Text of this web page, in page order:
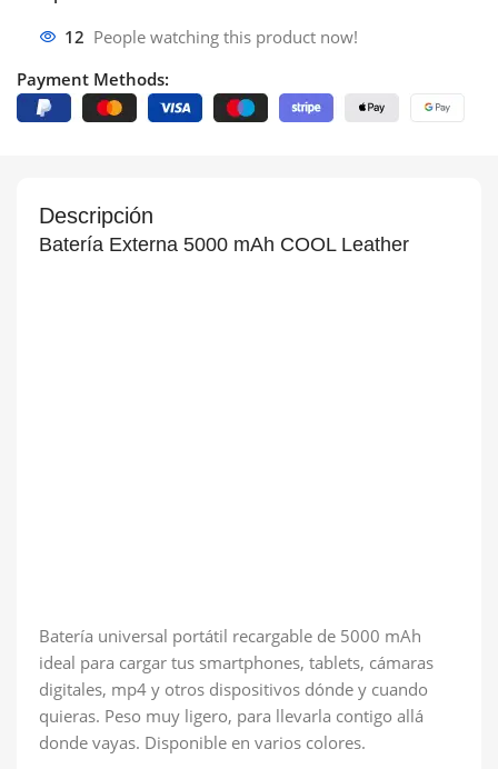
12 People watching this product now!
Payment Methods:
Descripción
Batería Externa 5000 mAh COOL Leather
Batería universal portátil recargable de 5000 mAh
ideal para cargar tus smartphones, tablets, cámaras
digitales, mp4 y otros dispositivos dónde y cuando
quieras. Peso muy ligero, para llevarla contigo allá
donde vayas. Disponible en varios colores.